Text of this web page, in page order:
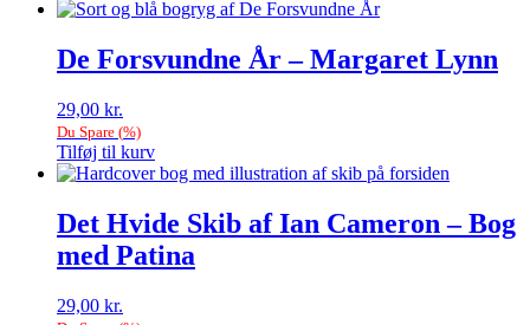
De Forsvundne År – Margaret Lynn
29,00 kr.
Du Spare (%)
Tilføj til kurv
Det Hvide Skib af Ian Cameron – Bog
med Patina
29,00 kr.